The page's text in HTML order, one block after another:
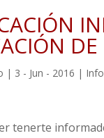
| 3 - Jun - 2016 |
tenerte